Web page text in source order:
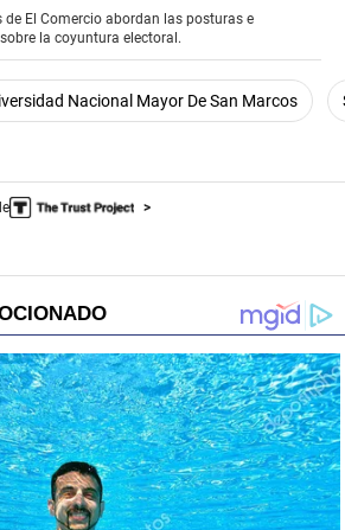
de El Comercio abordan las posturas e
la coyuntura electoral.
Nacional Mayor De San Marcos